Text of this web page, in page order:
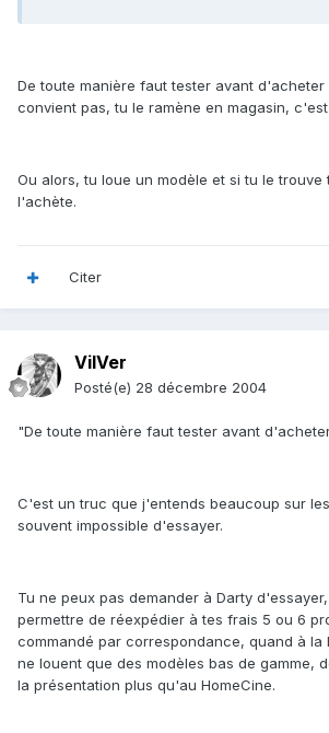
De toute manière faut tester avant d'acheter
convient pas, tu le ramène en magasin,
Ou alors, tu loue un modèle et si tu le trouve
l'achète.
Citer
VilVer
Posté(e) 28 décembre 2004
"De toute manière faut tester avant
C'est un truc que j'entends beaucoup sur
souvent impossible d'essayer.
Tu ne peux pas demander à Darty
permettre de réexpédier à tes frais 5 ou 6
commandé par correspondance, quand à la
ne louent que des modèles bas de gamme,
la présentation plus qu'au HomeCine.